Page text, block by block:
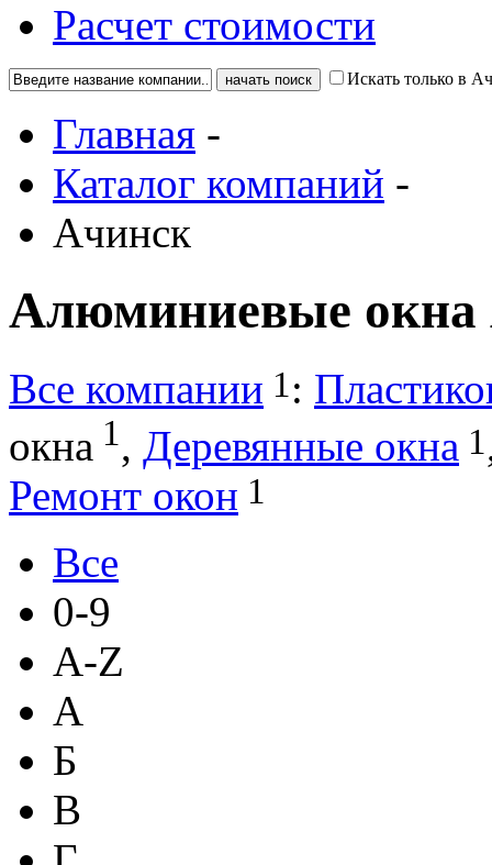
Расчет стоимости
Искать только в
Главная -
Каталог компаний -
Ачинск
Алюминиевые окна
Все компании 1 :
окна 1, Деревянные окна 1
Ремонт окон 1
Все
0-9
A-Z
А
Б
В